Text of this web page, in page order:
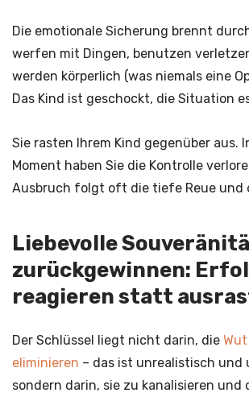
Die emotionale Sicherung brennt
werfen mit Dingen, benutzen
werden körperlich (was niemals eine
Das Kind ist geschockt, die Situation
Sie rasten Ihrem Kind gegenüber aus.
Moment haben Sie die Kontrolle
Ausbruch folgt oft die tiefe Reue und
Liebevolle
zurückgewinnen:
reagieren statt
Der Schlüssel liegt nicht darin, die
eliminieren – das ist unrealistisch und
sondern darin, sie zu kanalisieren und